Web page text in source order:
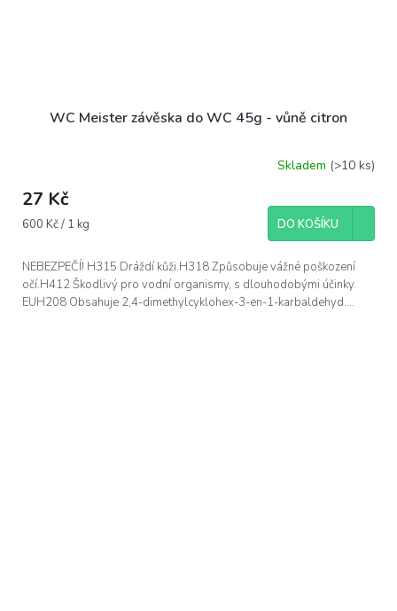
WC Meister závěska do WC 45g - vůně citron
Skladem (>10 ks)
27 Kč
Měrná
600 Kč / 1 kg DO KOŠÍKU
NEBEZPEČÍ! H315 Dráždí kůži.H318 Způsobuje vážné poškození
očí.H412 Škodlivý pro vodní organismy, s dlouhodobými účinky.
EUH208 Obsahuje 2,4-dimethylcyklohex-3-en-1-karbaldehyd....